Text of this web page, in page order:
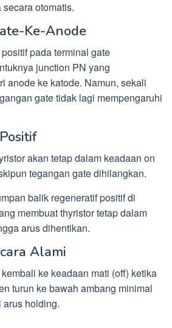
otomatis.
Ke-Anode
pada terminal gate
junction PN yang
anode ke katode. Namun, sekali
gate tidak lagi mempengaruhi
akan tetap dalam keadaan on
tegangan gate dihilangkan.
balik regeneratif positif di
membuat thyristor tetap dalam
arus dihentikan.
Alami
ke keadaan mati (off) ketika
turun ke bawah ambang minimal
holding.